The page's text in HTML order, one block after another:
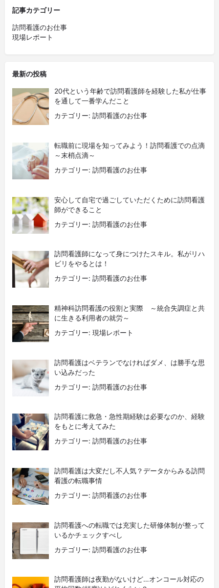
記事カテゴリー
訪問看護のお仕事
現場レポート
最新の投稿
20代という年齢で訪問看護師を経験した私が仕事
を通して一番学んだこと
カテゴリー: 訪問看護のお仕事
転職前に現場を知ってみよう！訪問看護での点滴
～末梢点滴～
カテゴリー: 訪問看護のお仕事
安心して自宅で過ごしていただくために訪問看護
師ができること
カテゴリー: 訪問看護のお仕事
訪問看護師になって身につけたスキル。私がリハ
ビリをやるとは！
カテゴリー: 訪問看護のお仕事
精神科訪問看護の役割と実際 ～統合失調症と共
に生きる利用者の就労～
カテゴリー: 現場レポート
訪問看護はベテランでなければダメ、は勝手な思
い込みだった
カテゴリー: 訪問看護のお仕事
訪問看護に救急・急性期経験は必要なのか、経験
をもとに考えてみた
カテゴリー: 訪問看護のお仕事
訪問看護は大変だし不人気？データからみる訪問
看護の転職事情
カテゴリー: 訪問看護のお仕事
訪問看護への転職では充実した研修体制が整って
いるかチェックすべし
カテゴリー: 訪問看護のお仕事
訪問看護師は夜勤がないけど…オンコール対応の